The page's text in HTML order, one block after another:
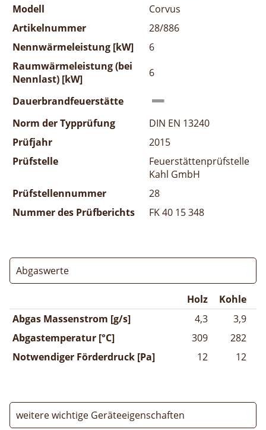
Modell
Corvus
Artikelnummer
28/886
Nennwärmeleistung [kW]
6
Raumwärmeleistung (bei
Nennlast) [kW]
6
Dauerbrandfeuerstätte
Norm der Typprüfung
DIN EN 13240
Prüfjahr
2015
Prüfstelle
Feuerstättenprüfstelle
Kahl GmbH
Prüfstellennummer
28
Nummer des Prüfberichts
FK 40 15 348
Abgaswerte
Holz
Kohle
Abgas Massenstrom [g/s]
4,3
3,9
Abgastemperatur [°C]
309
282
Notwendiger Förderdruck [Pa]
12 12
weitere wichtige Geräteeigenschaften